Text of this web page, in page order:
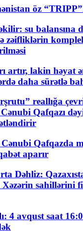
öz
su balansına
zəifliklərin
artır, lakin həyat
daha sürətlə
reallığa
Qafqazı
Qafqazda
aparır
Dəhliz:
Xəzərin sahillərini
4 avqust saat